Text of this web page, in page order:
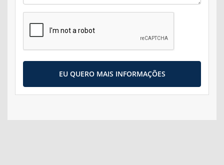
EU QUERO MAIS INFORMAÇÕES